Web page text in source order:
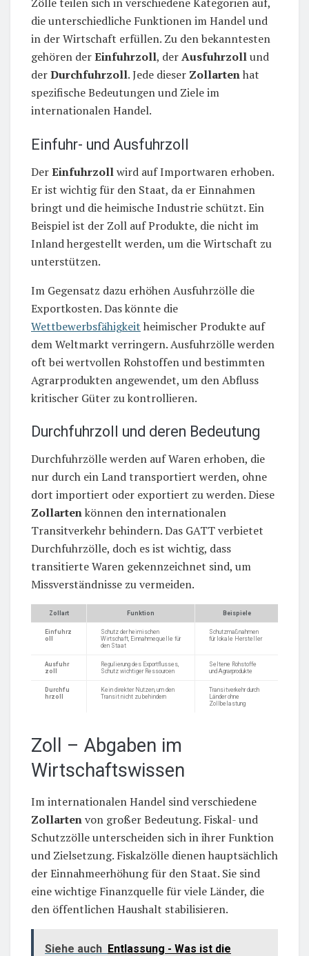
die unterschiedliche Funktionen im Handel und
in der Wirtschaft erfüllen. Zu den bekanntesten
gehören derEinfuhrzoll, derAusfuhrzollund
derDurchfuhrzoll. Jede dieser Zollartenhat
spezifische Bedeutungen und Ziele im
internationalen Handel.
Einfuhr- und Ausfuhrzoll
DerEinfuhrzollwird auf Importwaren erhoben.
Er ist wichtig für den Staat, da er Einnahmen
bringt und die heimische Industrie schützt. Ein
Beispiel ist der Zoll auf Produkte, die nicht im
Inland hergestellt werden, um die Wirtschaft zu
unterstützen.
Im Gegensatz dazu erhöhen Ausfuhrzölle die
Exportkosten. Das könnte die
Wettbewerbsfähigkeit heimischer Produkte auf
dem Weltmarkt verringern. Ausfuhrzölle werden
oft bei wertvollen Rohstoffen und bestimmten
Agrarprodukten angewendet, um den Abfluss
kritischer Güter zu kontrollieren.
Durchfuhrzoll und deren Bedeutung
Durchfuhrzölle werden auf Waren erhoben, die
nur durch ein Land transportiert werden, ohne
dort importiert oder exportiert zu werden. Diese
Zollartenkönnen den internationalen
Transitverkehr behindern. Das GATT verbietet
Durchfuhrzölle, doch es ist wichtig, dass
transitierte Waren gekennzeichnet sind, um
Missverständnisse zu vermeiden.
Zollart Funktion Beispiele
Einfuhrz
oll
Schutz der heimischen
Wirtschaft, Einnahmequelle für
den Staat
Schutzmaßnahmen
für lokale Hersteller
Ausfuhr
zoll
Regulierung des Exportflusses,
Schutz wichtiger Ressourcen
Seltene Rohstoffe
und Agrarprodukte
Durchfu
hrzoll
Kein direkter Nutzen, um den
Transit nicht zu behindern
Transitverkehr durch
Länder ohne
Zollbelastung
Zoll – Abgaben im
Wirtschaftswissen
Im internationalen Handel sind verschiedene
Zollartenvon großer Bedeutung. Fiskal- und
Schutzzölle unterscheiden sich in ihrer Funktion
und Zielsetzung. Fiskalzölle dienen hauptsächlich
der Einnahmeerhöhung für den Staat. Sie sind
eine wichtige Finanzquelle für viele Länder, die
den öffentlichen Haushalt stabilisieren.
Siehe auch Entlassung - Was ist die